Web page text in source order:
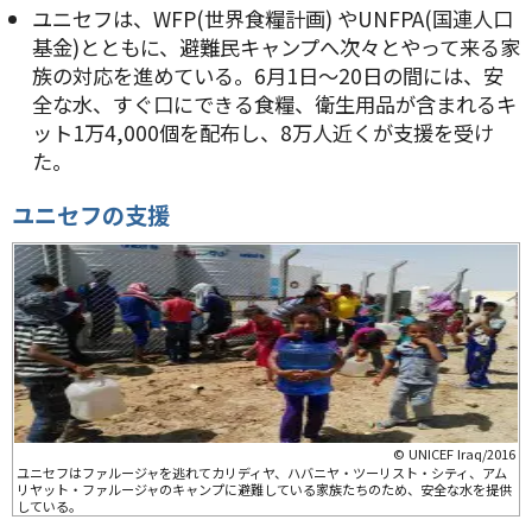
ユニセフは、WFP(世界食糧計画) やUNFPA(国連人口
基金)とともに、避難民キャンプへ次々とやって来る家
族の対応を進めている。6月1日～20日の間には、安
全な水、すぐ口にできる食糧、衛生用品が含まれるキ
ット1万4,000個を配布し、8万人近くが支援を受け
た。
ユニセフの支援
© UNICEF Iraq/2016
ユニセフはファルージャを逃れてカリディヤ、ハバニヤ・ツーリスト・シティ、アム
リヤット・ファルージャのキャンプに避難している家族たちのため、安全な水を提供
している。